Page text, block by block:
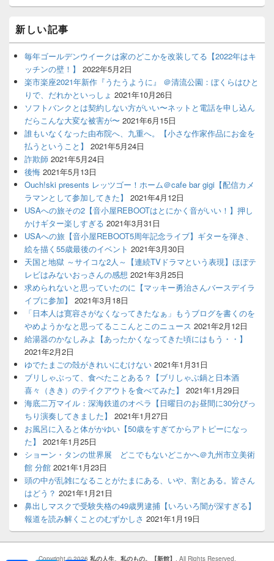
新しい記事
毎年ゴールデンウイークは家のどこかを改装してる【2022年はキ
ッチンの壁！】
2022年5月2日
楽市楽座2021年新作『うたうように』 ＠清流公園：ぼくらはひと
りで、だれかといっしょ 2021年10月26日
ソフトバンクとは契約しない方がいい〜ネットと電話を申し込ん
だらこんな大変な被害が〜 2021年6月15日
誰もいなくなった由布院へ、九重へ。【小さな作家作品にお金を
払うということ】
2021年5月24日
詐欺師 2021年5月24日
後悔 2021年5月13日
Ouch!ski presents レッツゴー！ホーム＠cafe bar gigi【配信カメ
ラマンとして参加してきた】
2021年4月12日
USAへの旅その2【音小屋REBOOTはとにかく音がいい！】押し
かけギター楽しすぎる 2021年3月31日
USAへの旅【音小屋REBOOT5周年記念ライブ】ギターを弾き、
絵を描く55歳最後のイベント 2021年3月30日
天国と地獄 ～サイコな2人～【連続TVドラマという表現】ほぼテ
レビはみないおっさんの感想 2021年3月25日
求められないと思っていたのに【マッキー勇治さんバースデイラ
イブに参加】
2021年3月18日
「日本人は寛容さがなくなってきたなぁ」もうブログを書くのを
やめようかなと思ってるここんとこのニュース 2021年2月12日
給湯器のかなしみよ【あったかくなってきた頃にはもう・・】
2021年2月2日
ゆでたまごの殻がきれいにむけない 2021年1月31日
ブリしゃぶって、食べたことある？【ブリしゃぶ鍋と日本酒
喜々（きき）のテイクアウトを食べてみた】
2021年1月29日
海底二万マイル：深海鉄道のオペラ【日曜日のお昼間に30分びっ
ちり演奏してきました】
2021年1月27日
お風呂に入ると体がかゆい【50歳をすぎてからアトピーになっ
た】
2021年1月25日
ショーン・タンの世界展 どこでもないどこかへ＠九州市立美術
館 分館 2021年1月23日
頭の中が乱雑になることがたまにある、いや、割とある。皆さん
はどう？ 2021年1月21日
鼻出しマスクで受験失格の49歳男逮捕【いろいろ闇が深すぎる】
報道を読み解くことのむずかしさ 2021年1月19日
Copyright © 2026 私の人生、私のもの。【新館】 . All Rights Reserved.